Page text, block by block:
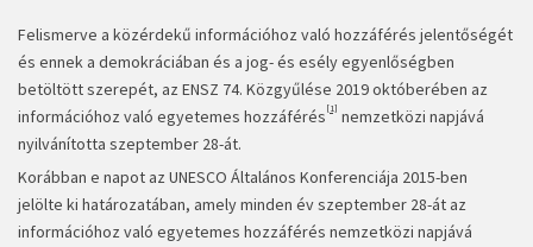
Felismerve a közérdekű információhoz való hozzáférés jelentőségét
és ennek a demokráciában és a jog- és esély egyenlőségben
betöltött szerepét, az ENSZ 74. Közgyűlése 2019 októberében az
információhoz való egyetemes hozzáférés [1] nemzetközi napjává
nyilvánította szeptember 28-át.
Korábban e napot az UNESCO Általános Konferenciája 2015-ben
jelölte ki határozatában, amely minden év szeptember 28-át az
információhoz való egyetemes hozzáférés nemzetközi napjává